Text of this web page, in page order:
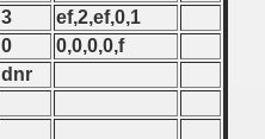
3
ef,2,ef,0,1
0
0,0,0,0,f
dnr